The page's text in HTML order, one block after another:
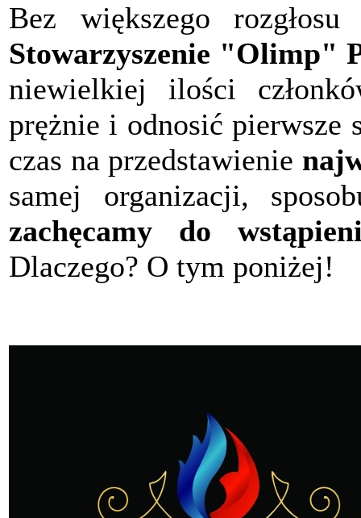
Bez większego
Stowarzyszenie "Olimp"
niewielkiej ilości
prężnie i odnosić pierwsze
czas na przedstawienie
samej organizacji,
zachęcamy do
Dlaczego? O tym poniżej!